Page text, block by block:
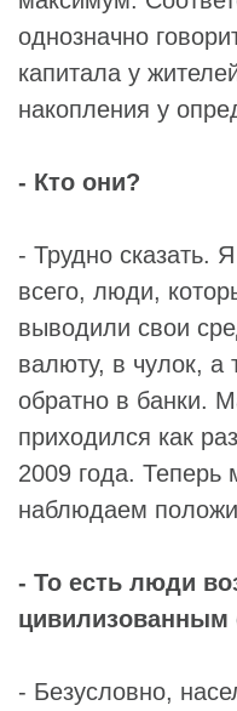
однозначно
капитала у
накопления у
- Кто они?
- Трудно сказать.
всего, люди,
выводили свои
валюту, в чулок, а
обратно в банки.
приходился как
2009 года. Теперь
наблюдаем
- То есть люди
- Безусловно,